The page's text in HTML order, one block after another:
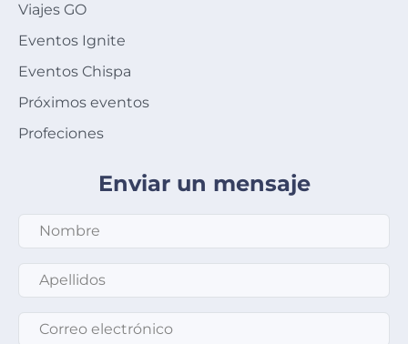
Viajes GO
Eventos Ignite
Eventos Chispa
Próximos eventos
Profeciones
Enviar un mensaje
Apellidos
Correo electrónico